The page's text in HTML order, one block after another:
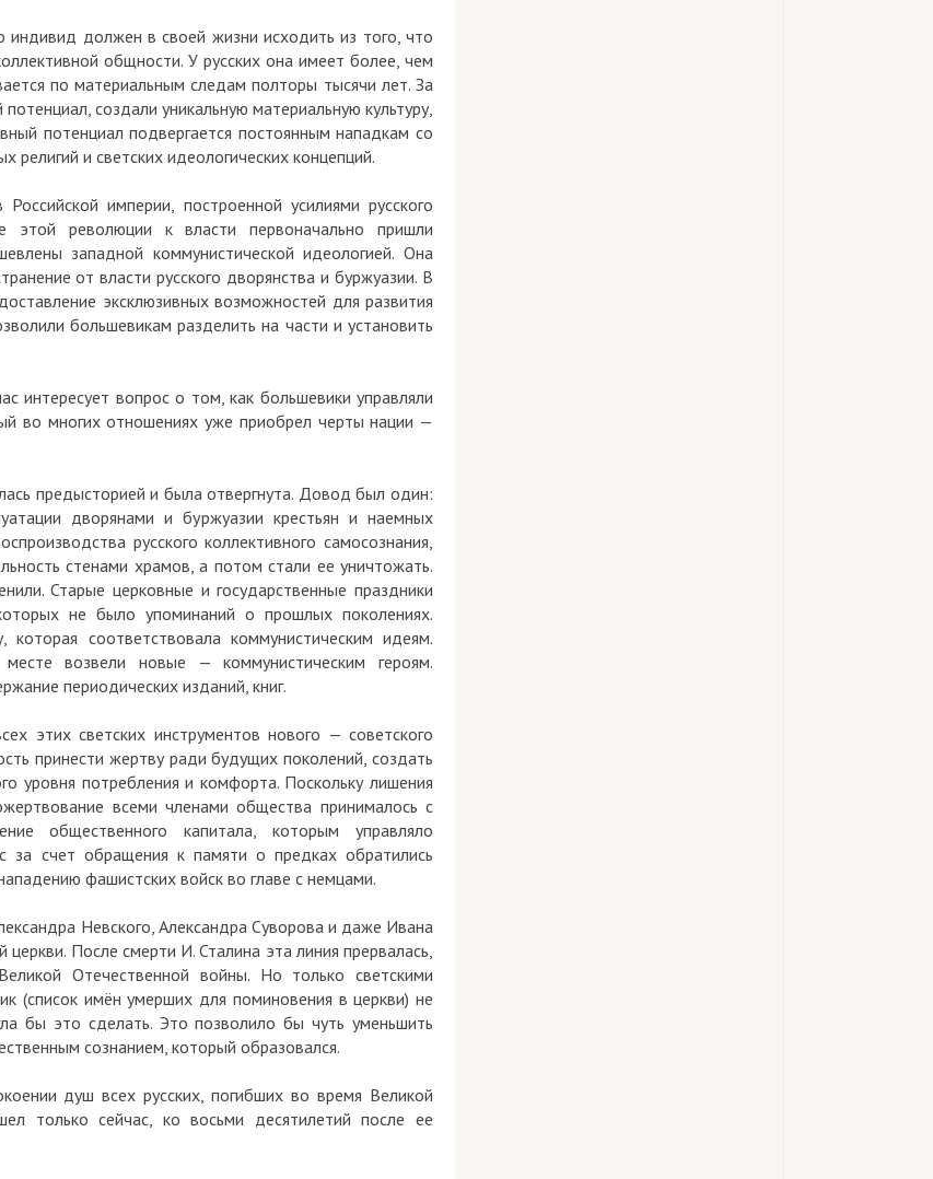
индивид должен в своей жизни исходить из того, что
общности. У русских она имеет более, чем
по материальным следам полторы тысячи лет. За
создали уникальную материальную культуру,
потенциал подвергается постоянным нападкам со
и светских идеологических концепций.
империи, построенной усилиями русского
этой революции к власти первоначально пришли
западной коммунистической идеологией. Она
от власти русского дворянства и буржуазии. В
эксклюзивных возможностей для развития
большевикам разделить на части и установить
интересует вопрос о том, как большевики управляли
во многих отношениях уже приобрел черты нации —
предысторией и была отвергнута. Довод был один:
дворянами и буржуазии крестьян и наемных
русского коллективного самосознания,
стенами храмов, а потом стали ее уничтожать.
Старые церковные и государственные праздники
не было упоминаний о прошлых поколениях.
соответствовала коммунистическим идеям.
возвели новые — коммунистическим героям.
периодических изданий, книг.
этих светских инструментов нового — советского
принести жертву ради будущих поколений, создать
уровня потребления и комфорта. Поскольку лишения
всеми членами общества принималось с
общественного капитала, которым управляло
за счет обращения к памяти о предках обратились
фашистских войск во главе с немцами.
Невского, Александра Суворова и даже Ивана
После смерти И. Сталина эта линия прервалась,
Отечественной войны. Но только светскими
(список имён умерших для поминовения в церкви) не
бы это сделать. Это позволило бы чуть уменьшить
сознанием, который образовался.
душ всех русских, погибших во время Великой
только сейчас, ко восьми десятилетий после ее